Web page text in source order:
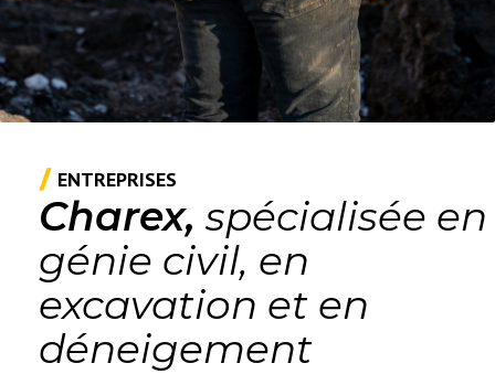
ENTREPRISES
Charex, spécialisée en
génie civil, en
excavation et en
déneigement